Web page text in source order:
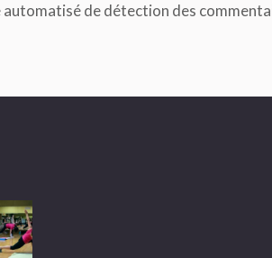
de détection des